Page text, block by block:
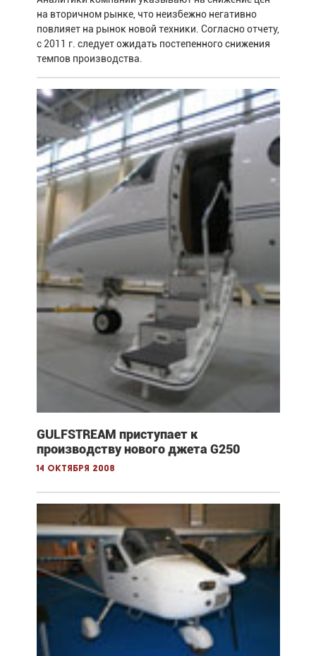
на вторичном рынке, что неизбежно негативно
повлияет на рынок новой техники. Согласно отчету,
с 2011 г. следует ожидать постепенного снижения
темпов производства.
GULFSTREAM приступает к
производству нового джета G250
14 октября 2008